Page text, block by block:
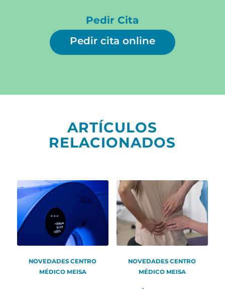
Pedir Cita
Pedir cita online
ARTÍCULOS
RELACIONADOS
NOVEDADES CENTRO
MÉDICO MEISA
NOVEDADES CENTRO
MÉDICO MEISA